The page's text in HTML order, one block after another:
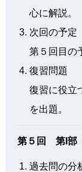
心に解説。
次回の予定
第５回目の
復習問題
復習に役立
を出題。
第５回 第I部
過去問の分